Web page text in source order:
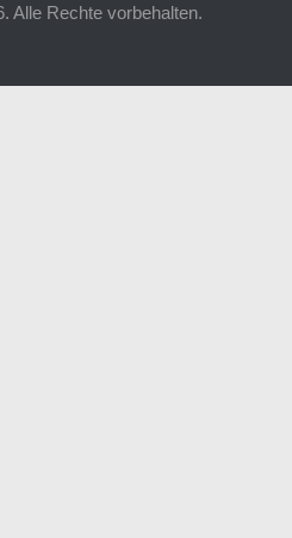
Alle Rechte vorbehalten.